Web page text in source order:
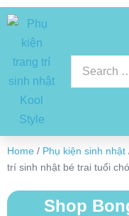
Home / Phụ kiện sinh nhật
trí sinh nhật bé trai tuổi chó
Shop